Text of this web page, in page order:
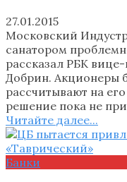
27.01.2015
Московский
санатором
рассказал РБК
Добрин. Акционеры
рассчитывают на
решение пока не
Читайте далее...
Банки